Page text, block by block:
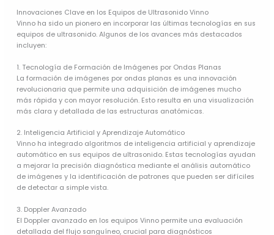
Innovaciones Clave en los Equipos de Ultrasonido Vinno
Vinno ha sido un pionero en incorporar las últimas tecnologías en sus
equipos de ultrasonido. Algunos de los avances más destacados
incluyen:
1. Tecnología de Formación de Imágenes por Ondas Planas
La formación de imágenes por ondas planas es una innovación
revolucionaria que permite una adquisición de imágenes mucho
más rápida y con mayor resolución. Esto resulta en una visualización
más clara y detallada de las estructuras anatómicas.
2. Inteligencia Artificial y Aprendizaje Automático
Vinno ha integrado algoritmos de inteligencia artificial y aprendizaje
automático en sus equipos de ultrasonido. Estas tecnologías ayudan
a mejorar la precisión diagnóstica mediante el análisis automático
de imágenes y la identificación de patrones que pueden ser difíciles
de detectar a simple vista.
3. Doppler Avanzado
El Doppler avanzado en los equipos Vinno permite una evaluación
detallada del flujo sanguíneo, crucial para diagnósticos